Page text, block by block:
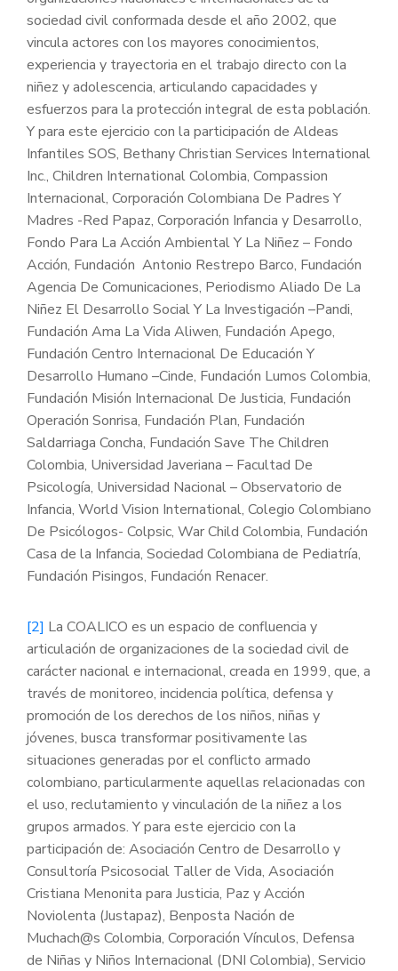
sociedad civil conformada desde el año 2002, que
vincula actores con los mayores conocimientos,
experiencia y trayectoria en el trabajo directo con la
niñez y adolescencia, articulando capacidades y
esfuerzos para la protección integral de esta población.
Y para este ejercicio con la participación de Aldeas
Infantiles SOS, Bethany Christian Services International
Inc., Children International Colombia, Compassion
Internacional, Corporación Colombiana De Padres Y
Madres -Red Papaz, Corporación Infancia y Desarrollo,
Fondo Para La Acción Ambiental Y La Niñez – Fondo
Acción, Fundación Antonio Restrepo Barco, Fundación
Agencia De Comunicaciones, Periodismo Aliado De La
Niñez El Desarrollo Social Y La Investigación –Pandi,
Fundación Ama La Vida Aliwen, Fundación Apego,
Fundación Centro Internacional De Educación Y
Desarrollo Humano –Cinde, Fundación Lumos Colombia,
Fundación Misión Internacional De Justicia, Fundación
Operación Sonrisa, Fundación Plan, Fundación
Saldarriaga Concha, Fundación Save The Children
Colombia, Universidad Javeriana – Facultad De
Psicología, Universidad Nacional – Observatorio de
Infancia, World Vision International, Colegio Colombiano
De Psicólogos- Colpsic, War Child Colombia, Fundación
Casa de la Infancia, Sociedad Colombiana de Pediatría,
Fundación Pisingos, Fundación Renacer.
[2] La COALICO es un espacio de confluencia y
articulación de organizaciones de la sociedad civil de
carácter nacional e internacional, creada en 1999, que, a
través de monitoreo, incidencia política, defensa y
promoción de los derechos de los niños, niñas y
jóvenes, busca transformar positivamente las
situaciones generadas por el conflicto armado
colombiano, particularmente aquellas relacionadas con
el uso, reclutamiento y vinculación de la niñez a los
grupos armados. Y para este ejercicio con la
participación de: Asociación Centro de Desarrollo y
Consultoría Psicosocial Taller de Vida, Asociación
Cristiana Menonita para Justicia, Paz y Acción
Noviolenta (Justapaz), Benposta Nación de
Muchach@s Colombia, Corporación Vínculos, Defensa
de Niñas y Niños Internacional (DNI Colombia), Servicio